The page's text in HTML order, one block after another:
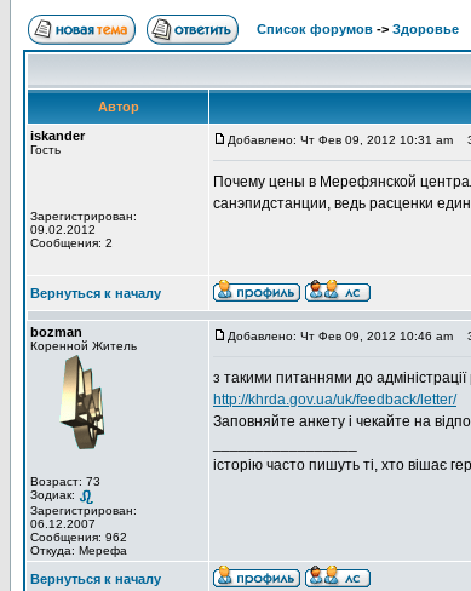
Список форумов -> Здоровье
Автор
iskander
Гость
Зарегистрирован:
09.02.2012
Сообщения: 2
Добавлено: Чт Фев 09, 2012 10:31 am
Почему цены в Мерефянской
санэпидстанции, ведь расценки
Вернуться к началу
bozman
Коренной Житель
Возраст: 73
Зодиак:
Зарегистрирован:
06.12.2007
Сообщения: 962
Откуда: Мерефа
Добавлено: Чт Фев 09, 2012 10:46 am
з такими питаннями до
http://khrda.gov.ua/uk/feedback/letter/
Заповняйте анкету і чекайте на
історію часто пишуть ті, хто вішає
Вернуться к началу